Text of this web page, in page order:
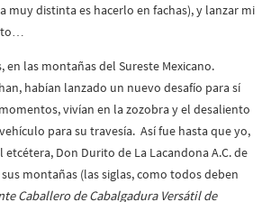
muy distinta es hacerlo en fachas), y lanzar mi
en las montañas del Sureste Mexicano.
habían lanzado un nuevo desafío para sí
vivían en la zozobra y el desaliento
para su travesía. Así fue hasta que yo,
Don Durito de La Lacandona A.C. de
sus montañas (las siglas, como todos deben
Caballero de Cabalgadura Versátil de